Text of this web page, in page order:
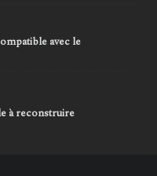
avec le
à reconstruire